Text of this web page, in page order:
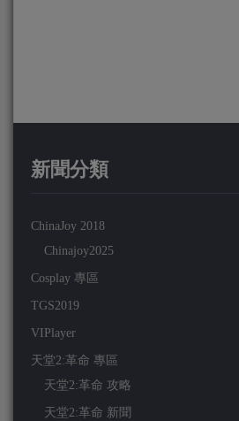
新聞分類
ChinaJoy 2018
Chinajoy2025
Cosplay 專區
TGS2019
VIPlayer
天堂2:革命 專區
天堂2:革命 攻略
天堂2:革命 新聞